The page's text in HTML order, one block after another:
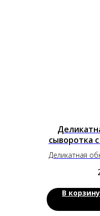
сыворотка
Деликатная
В корзину